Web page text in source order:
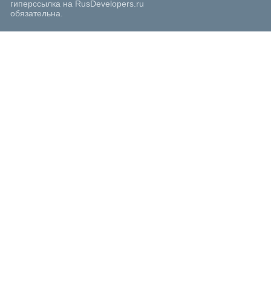
гиперссылка на RusDevelopers.ru
обязательна.